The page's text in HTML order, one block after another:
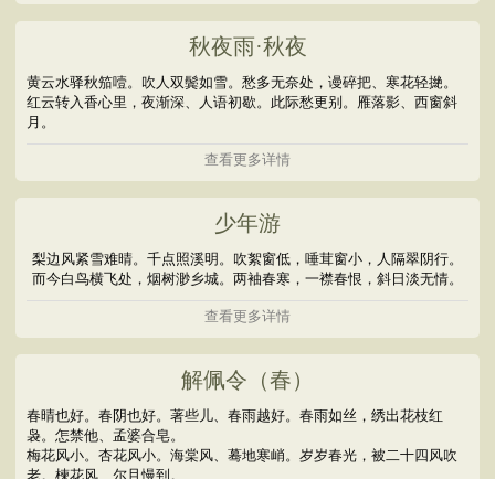
秋夜雨·秋夜
黄云水驿秋笳噎。吹人双鬓如雪。愁多无奈处，谩碎把、寒花轻撧。
红云转入香心里，夜渐深、人语初歇。此际愁更别。雁落影、西窗斜
月。
查看更多详情
少年游
梨边风紧雪难晴。千点照溪明。吹絮窗低，唾茸窗小，人隔翠阴行。
而今白鸟横飞处，烟树渺乡城。两袖春寒，一襟春恨，斜日淡无情。
查看更多详情
解佩令（春）
春晴也好。春阴也好。著些儿、春雨越好。春雨如丝，绣出花枝红
袅。怎禁他、孟婆合皂。
梅花风小。杏花风小。海棠风、蓦地寒峭。岁岁春光，被二十四风吹
老。楝花风、尔且慢到。